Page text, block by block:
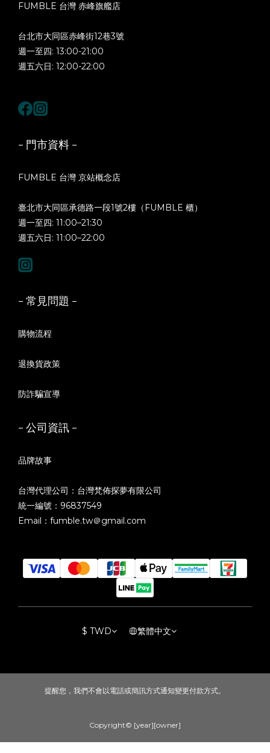
FUMBLE 台灣 赤峰旗艦店
台北市大同區赤峰街12巷3號
週一至四: 13:00-21:00
週五六日: 12:00-22:00
- 門市資料 -
FUMBLE 台灣 京站概念店
臺北市大同區承德路一段1號2樓（FUMBLE 櫃）
週一至四: 11:00–21:30
週五六日: 11:00–22:00
- 常見問題 -
購物流程
退換貨政策
防詐騙宣導
- 公司資訊 -
品牌故事
台灣代理公司：台灣梵佈探夢有限公司
統一編號：96837549
Email：fumble.tw＠gmail.com
$ TWD 繁體中文
提醒您，我們不會以電話或簡訊方式通知變更付款方式。
Copyright© [year][owner]